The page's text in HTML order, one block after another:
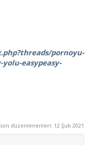
pornoyu-
yolu-easypeasy-
düzenlenenleri: 12 Şub 2021